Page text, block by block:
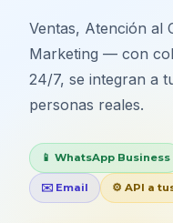
Ventas, Atención al
Marketing — con
24/7, se integran a
personas reales.
📱 WhatsApp Business
✉️ Email ⚙️ API a